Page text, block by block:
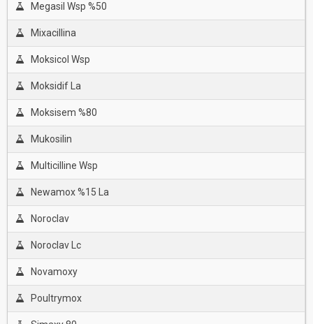
Megasil Wsp %50
Mixacillina
Moksicol Wsp
Moksidif La
Moksisem %80
Mukosilin
Multicilline Wsp
Newamox %15 La
Noroclav
Noroclav Lc
Novamoxy
Poultrymox